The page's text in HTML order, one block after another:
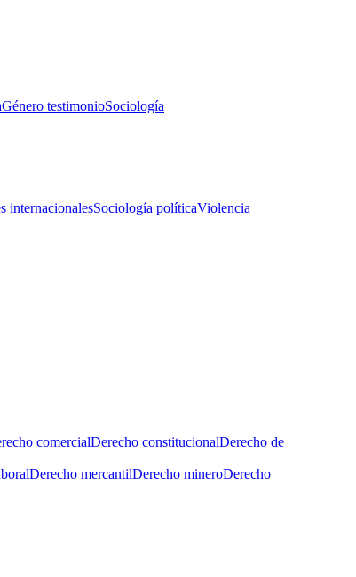
Género testimonioSociología
internacionalesSociología políticaViolencia
comercialDerecho constitucionalDerecho de
Derecho mercantilDerecho mineroDerecho